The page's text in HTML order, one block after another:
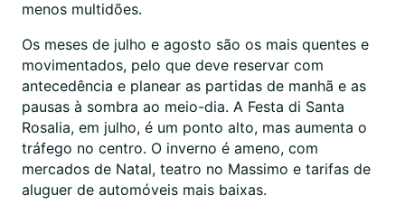
menos multidões.
Os meses de julho e agosto são os mais quentes e
movimentados, pelo que deve reservar com
antecedência e planear as partidas de manhã e as
pausas à sombra ao meio-dia. A Festa di Santa
Rosalia, em julho, é um ponto alto, mas aumenta o
tráfego no centro. O inverno é ameno, com
mercados de Natal, teatro no Massimo e tarifas de
aluguer de automóveis mais baixas.